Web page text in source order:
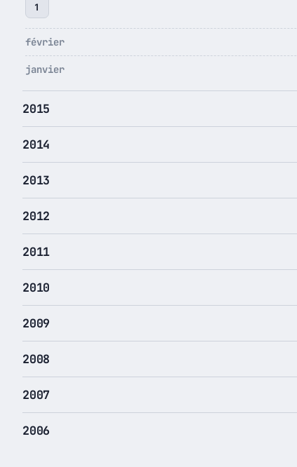
1
février
janvier
2015
2014
2013
2012
2011
2010
2009
2008
2007
2006